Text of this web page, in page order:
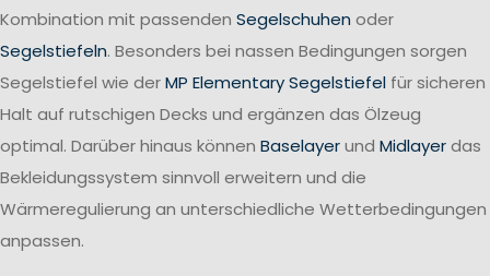
Kombination mit passenden Segelschuhen oder
Segelstiefeln. Besonders bei nassen Bedingungen sorgen
Segelstiefel wie derMP Elementary Segelstiefel für sicheren
Halt auf rutschigen Decks und ergänzen das Ölzeug
optimal. Darüber hinaus können Baselayerund Midlayerdas
Bekleidungssystem sinnvoll erweitern und die
Wärmeregulierung an unterschiedliche Wetterbedingungen
anpassen.